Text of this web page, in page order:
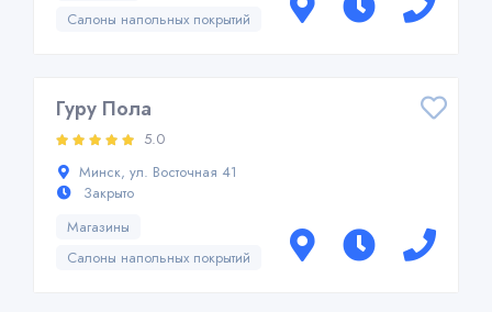
Салоны напольных покрытий
Гуру Пола
5.0
Минск, ул. Восточная 41
Закрыто
Магазины
Салоны напольных покрытий